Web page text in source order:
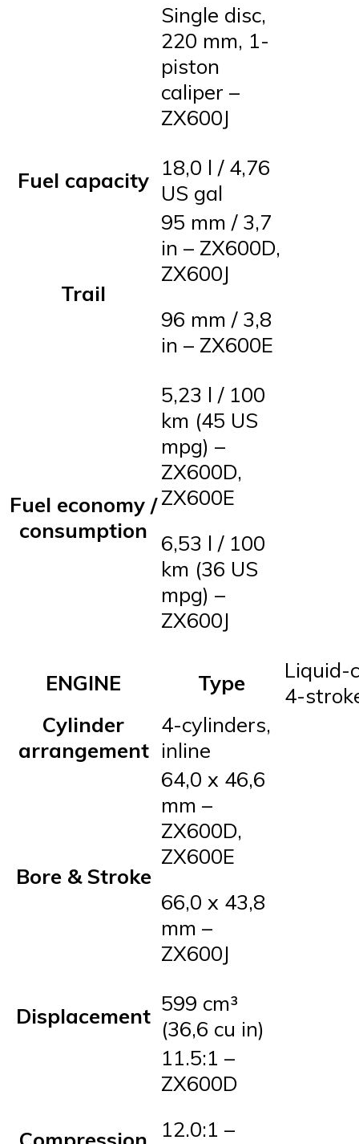
Single disc,
220 mm, 1-
piston
caliper –
ZX600J
Fuel capacity 18,0 l / 4,76
US gal
Trail
95 mm / 3,7
in – ZX600D,
ZX600J
96 mm / 3,8
in – ZX600E
Fuel economy /
consumption
5,23 l / 100
km (45 US
mpg) –
ZX600D,
ZX600E
6,53 l / 100
km (36 US
mpg) –
ZX600J
ENGINE Type
Liquid-
4-
Cylinder
arrangement
4-cylinders,
inline
Bore & Stroke
64,0 x 46,6
mm –
ZX600D,
ZX600E
66,0 x 43,8
mm –
ZX600J
Displacement 599 cm³
(36,6 cu in)
11.5:1 –
ZX600D
12.0:1 –